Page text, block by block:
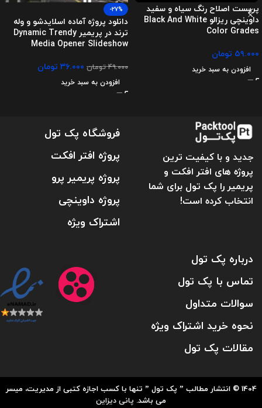
پریست اصلاح رنگ سیاه و سفید
داوینچی ریزالو Black And White
Color Grades
۵۹.۰۰۰ تومان
افزودن به سبد خرید
-27%
دانلود پروژه آماده اسلایدشو و وله
ترند در پریمیر Dynamic Trendy
Media Opener Slideshow
۴۹.۰۰۰تومان ۳۶.۰۰۰ تومان
افزودن به سبد خرید
جدید و با کیفیت ترین
پروژه های افتر افکت و
پریمیر را پک تول برای شما
انتخاب کرده است!
فروشگاه پک تول
پروژه افتر افکت
پروژه پریمیر پرو
پروژه داوینچی
اشتراک ویژه
درباره پک تول
تماس با پک تول
سوالات متداول
نحوه خرید اشتراک ویژه
مقالات پک تول
1404 © انتشار مطالب ” پک تول ” تنها با کسب اجازه کتبی از مدیریت، میسر
می باشد. پانی دیزاین